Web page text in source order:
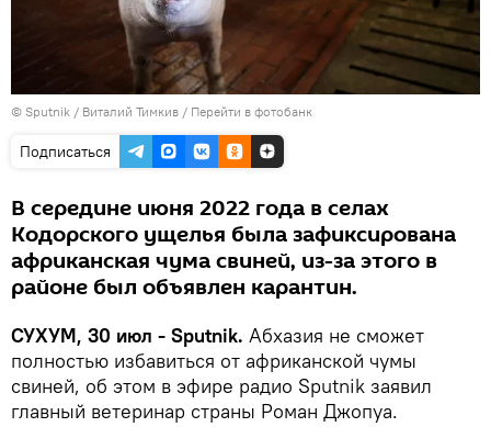
© Sputnik / Виталий Тимкив / Перейти в фотобанк
Подписаться
В середине июня 2022 года в селах
Кодорского ущелья была зафиксирована
африканская чума свиней, из-за этого в
районе был объявлен карантин.
СУХУМ, 30 июл - Sputnik. Абхазия не сможет
полностью избавиться от африканской чумы
свиней, об этом в эфире радио Sputnik заявил
главный ветеринар страны Роман Джопуа.